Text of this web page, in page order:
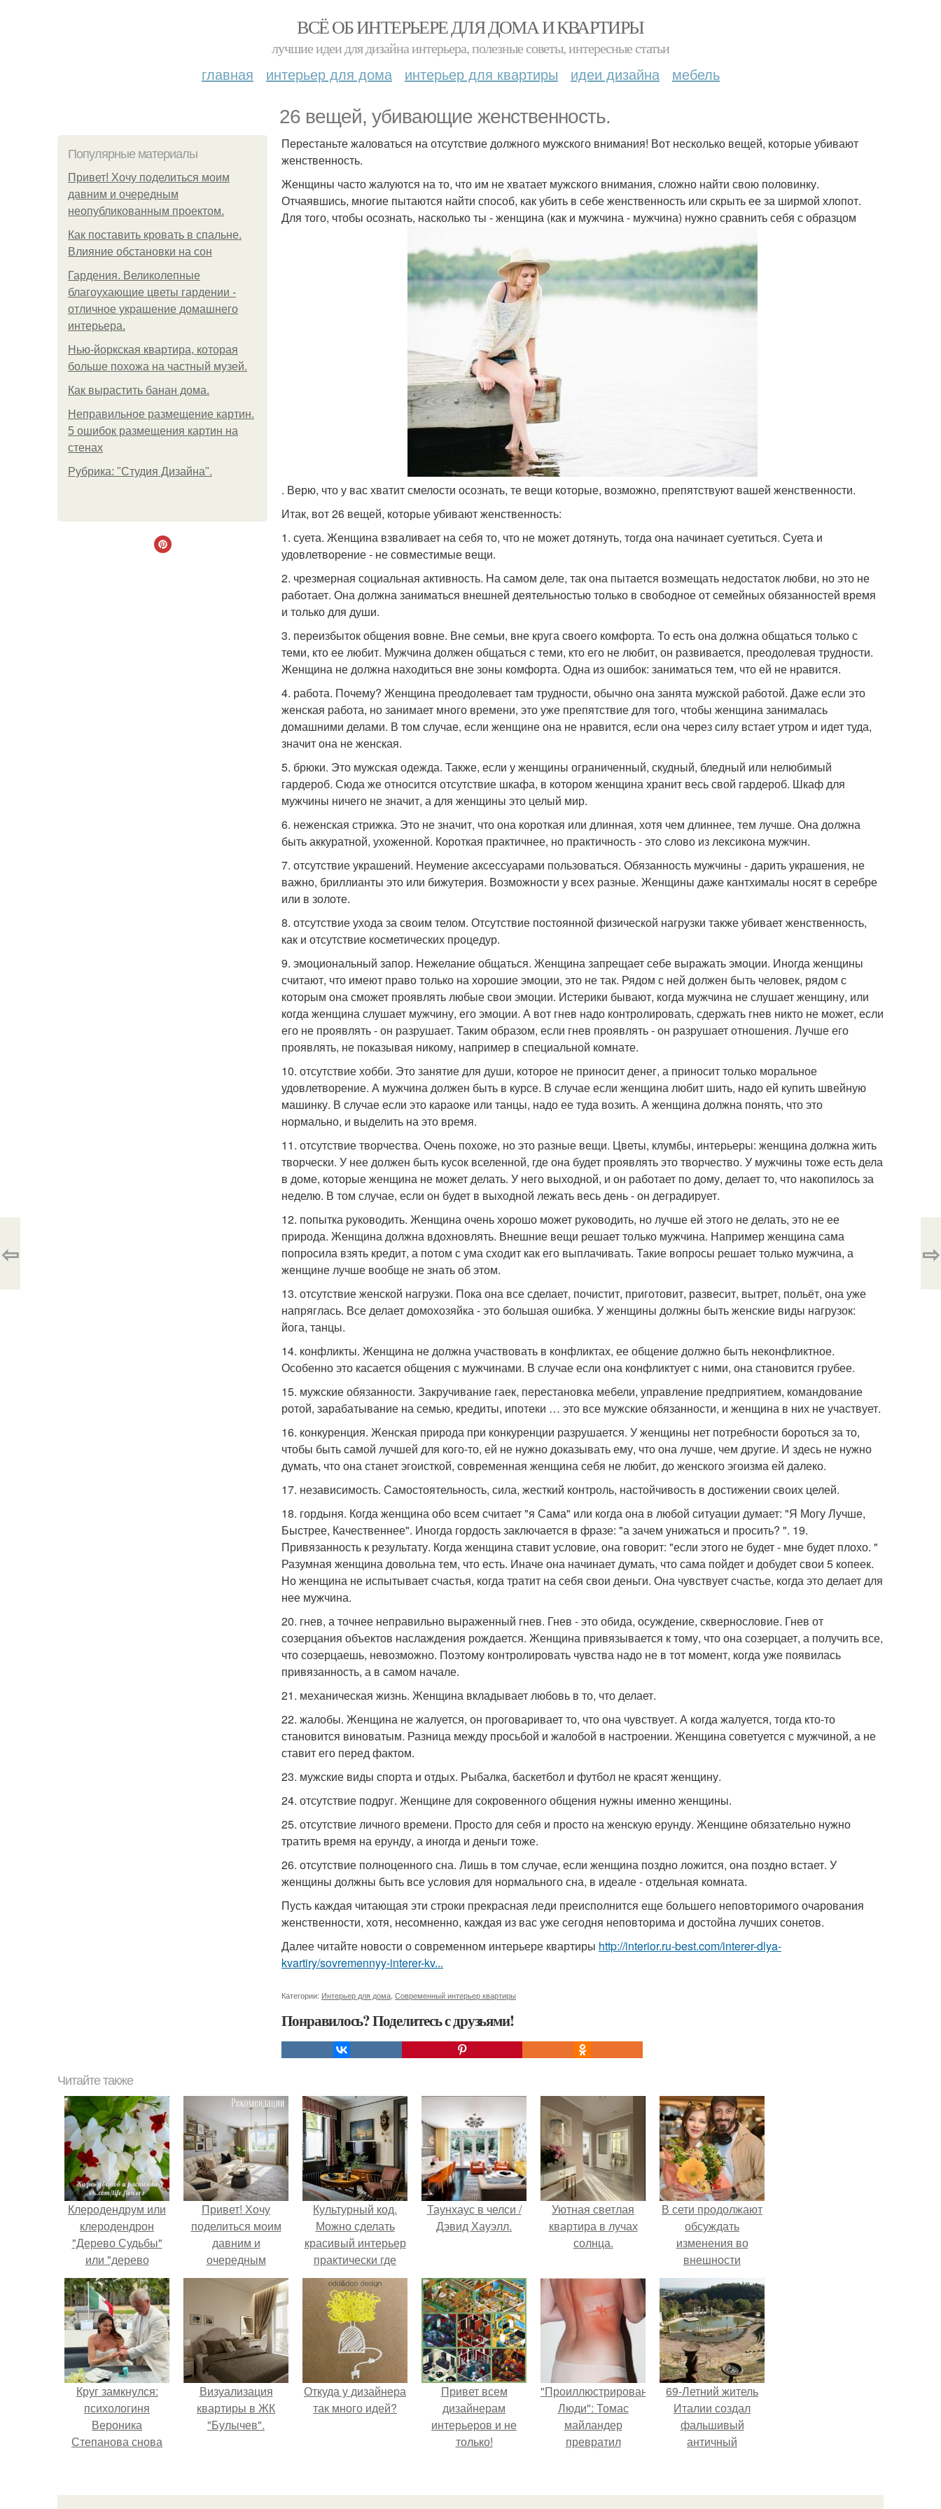
ВСЁ ОБ ИНТЕРЬЕРЕ ДЛЯ ДОМА И КВАРТИРЫ
лучшие идеи для дизайна интерьера, полезные советы, интересные статьи
главная интерьер для дома интерьер для квартиры идеи дизайна мебель
26 вещей, убивающие женственность.
Популярные материалы
Привет! Хочу поделиться моим
давним и очередным
неопубликованным проектом.
Как поставить кровать в спальне.
Влияние обстановки на сон
Гардения. Великолепные
благоухающие цветы гардении -
отличное украшение домашнего
интерьера.
Нью-йоркская квартира, которая
больше похожа на частный музей.
Как вырастить банан дома.
Неправильное размещение картин.
5 ошибок размещения картин на
стенах
Рубрика: "Студия Дизайна".
Перестаньте жаловаться на отсутствие должного мужского внимания! Вот несколько вещей, которые убивают
женственность.
Женщины часто жалуются на то, что им не хватает мужского внимания, сложно найти свою половинку.
Отчаявшись, многие пытаются найти способ, как убить в себе женственность или скрыть ее за ширмой хлопот.
Для того, чтобы осознать, насколько ты - женщина (как и мужчина - мужчина) нужно сравнить себя с образцом
. Верю, что у вас хватит смелости осознать, те вещи которые, возможно, препятствуют вашей женственности.
Итак, вот 26 вещей, которые убивают женственность:
1. суета. Женщина взваливает на себя то, что не может дотянуть, тогда она начинает суетиться. Суета и
удовлетворение - не совместимые вещи.
2. чрезмерная социальная активность. На самом деле, так она пытается возмещать недостаток любви, но это не
работает. Она должна заниматься внешней деятельностью только в свободное от семейных обязанностей время
и только для души.
3. переизбыток общения вовне. Вне семьи, вне круга своего комфорта. То есть она должна общаться только с
теми, кто ее любит. Мужчина должен общаться с теми, кто его не любит, он развивается, преодолевая трудности.
Женщина не должна находиться вне зоны комфорта. Одна из ошибок: заниматься тем, что ей не нравится.
4. работа. Почему? Женщина преодолевает там трудности, обычно она занята мужской работой. Даже если это
женская работа, но занимает много времени, это уже препятствие для того, чтобы женщина занималась
домашними делами. В том случае, если женщине она не нравится, если она через силу встает утром и идет туда,
значит она не женская.
5. брюки. Это мужская одежда. Также, если у женщины ограниченный, скудный, бледный или нелюбимый
гардероб. Сюда же относится отсутствие шкафа, в котором женщина хранит весь свой гардероб. Шкаф для
мужчины ничего не значит, а для женщины это целый мир.
6. неженская стрижка. Это не значит, что она короткая или длинная, хотя чем длиннее, тем лучше. Она должна
быть аккуратной, ухоженной. Короткая практичнее, но практичность - это слово из лексикона мужчин.
7. отсутствие украшений. Неумение аксессуарами пользоваться. Обязанность мужчины - дарить украшения, не
важно, бриллианты это или бижутерия. Возможности у всех разные. Женщины даже кантхималы носят в серебре
или в золоте.
8. отсутствие ухода за своим телом. Отсутствие постоянной физической нагрузки также убивает женственность,
как и отсутствие косметических процедур.
9. эмоциональный запор. Нежелание общаться. Женщина запрещает себе выражать эмоции. Иногда женщины
считают, что имеют право только на хорошие эмоции, это не так. Рядом с ней должен быть человек, рядом с
которым она сможет проявлять любые свои эмоции. Истерики бывают, когда мужчина не слушает женщину, или
когда женщина слушает мужчину, его эмоции. А вот гнев надо контролировать, сдержать гнев никто не может, если
его не проявлять - он разрушает. Таким образом, если гнев проявлять - он разрушает отношения. Лучше его
проявлять, не показывая никому, например в специальной комнате.
10. отсутствие хобби. Это занятие для души, которое не приносит денег, а приносит только моральное
удовлетворение. А мужчина должен быть в курсе. В случае если женщина любит шить, надо ей купить швейную
машинку. В случае если это караоке или танцы, надо ее туда возить. А женщина должна понять, что это
нормально, и выделить на это время.
11. отсутствие творчества. Очень похоже, но это разные вещи. Цветы, клумбы, интерьеры: женщина должна жить
творчески. У нее должен быть кусок вселенной, где она будет проявлять это творчество. У мужчины тоже есть дела
в доме, которые женщина не может делать. У него выходной, и он работает по дому, делает то, что накопилось за
неделю. В том случае, если он будет в выходной лежать весь день - он деградирует.
12. попытка руководить. Женщина очень хорошо может руководить, но лучше ей этого не делать, это не ее
природа. Женщина должна вдохновлять. Внешние вещи решает только мужчина. Например женщина сама
попросила взять кредит, а потом с ума сходит как его выплачивать. Такие вопросы решает только мужчина, а
женщине лучше вообще не знать об этом.
13. отсутствие женской нагрузки. Пока она все сделает, почистит, приготовит, развесит, вытрет, польёт, она уже
напряглась. Все делает домохозяйка - это большая ошибка. У женщины должны быть женские виды нагрузок:
йога, танцы.
14. конфликты. Женщина не должна участвовать в конфликтах, ее общение должно быть неконфликтное.
Особенно это касается общения с мужчинами. В случае если она конфликтует с ними, она становится грубее.
15. мужские обязанности. Закручивание гаек, перестановка мебели, управление предприятием, командование
ротой, зарабатывание на семью, кредиты, ипотеки … это все мужские обязанности, и женщина в них не участвует.
16. конкуренция. Женская природа при конкуренции разрушается. У женщины нет потребности бороться за то,
чтобы быть самой лучшей для кого-то, ей не нужно доказывать ему, что она лучше, чем другие. И здесь не нужно
думать, что она станет эгоисткой, современная женщина себя не любит, до женского эгоизма ей далеко.
17. независимость. Самостоятельность, сила, жесткий контроль, настойчивость в достижении своих целей.
18. гордыня. Когда женщина обо всем считает "я Сама" или когда она в любой ситуации думает: "Я Могу Лучше,
Быстрее, Качественнее". Иногда гордость заключается в фразе: "а зачем унижаться и просить? ". 19.
Привязанность к результату. Когда женщина ставит условие, она говорит: "если этого не будет - мне будет плохо. "
Разумная женщина довольна тем, что есть. Иначе она начинает думать, что сама пойдет и добудет свои 5 копеек.
Но женщина не испытывает счастья, когда тратит на себя свои деньги. Она чувствует счастье, когда это делает для
нее мужчина.
20. гнев, а точнее неправильно выраженный гнев. Гнев - это обида, осуждение, сквернословие. Гнев от
созерцания объектов наслаждения рождается. Женщина привязывается к тому, что она созерцает, а получить все,
что созерцаешь, невозможно. Поэтому контролировать чувства надо не в тот момент, когда уже появилась
привязанность, а в самом начале.
21. механическая жизнь. Женщина вкладывает любовь в то, что делает.
22. жалобы. Женщина не жалуется, он проговаривает то, что она чувствует. А когда жалуется, тогда кто-то
становится виноватым. Разница между просьбой и жалобой в настроении. Женщина советуется с мужчиной, а не
ставит его перед фактом.
23. мужские виды спорта и отдых. Рыбалка, баскетбол и футбол не красят женщину.
24. отсутствие подруг. Женщине для сокровенного общения нужны именно женщины.
25. отсутствие личного времени. Просто для себя и просто на женскую ерунду. Женщине обязательно нужно
тратить время на ерунду, а иногда и деньги тоже.
26. отсутствие полноценного сна. Лишь в том случае, если женщина поздно ложится, она поздно встает. У
женщины должны быть все условия для нормального сна, в идеале - отдельная комната.
Пусть каждая читающая эти строки прекрасная леди преисполнится еще большего неповторимого очарования
женственности, хотя, несомненно, каждая из вас уже сегодня неповторима и достойна лучших сонетов.
Далее читайте новости о современном интерьере квартиры http://interior.ru-best.com/interer-dlya-
kvartiry/sovremennyy-interer-kv...
Категории: Интерьер для дома Современный интерьер квартиры
Понравилось? Поделитесь с друзьями!
⇦ ⇨
Читайте также
Клеродендрум или
клеродендрон
"Дерево Судьбы"
или "дерево
счастья".
Привет! Хочу
поделиться моим
давним и
очередным
неопубликованным
проектом.
Культурный код.
Можно сделать
красивый интерьер
практически где
угодно.
Таунхаус в челси /
Дэвид Хауэлл.
Уютная светлая
квартира в лучах
солнца.
В сети продолжают
обсуждать
изменения во
внешности
актрисы.
Круг замкнулся:
психологиня
Вероника
Степанова снова
бывшего мужа.
Визуализация
квартиры в ЖК
"Булычев".
Откуда у дизайнера
так много идей?
Привет всем
дизайнерам
интерьеров и не
только!
"Проиллюстрированные
Люди": Томас
майландер
превратил
69-Летний житель
Италии создал
фальшивый
античный
успешно выдавал